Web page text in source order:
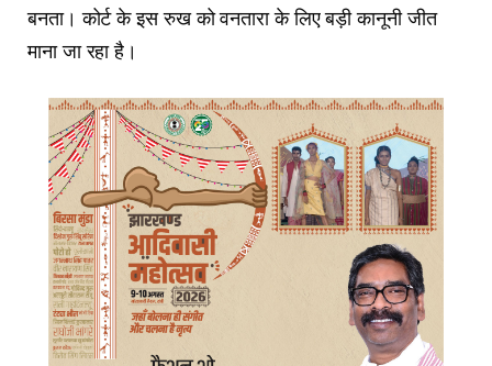
बनता। कोर्ट के इस रुख को वनतारा के लिए बड़ी कानूनी जीत
माना जा रहा है।